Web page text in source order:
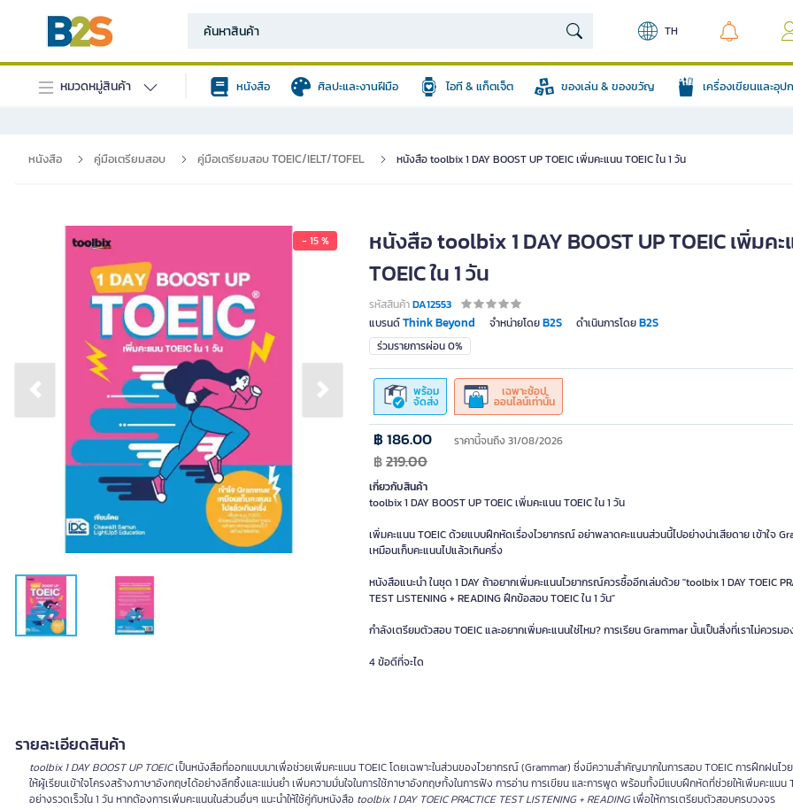
TH
หมวดหมู่สินค้า หนังสือ ศิลปะและงานฝีมือ ไอที & แก็ตเจ็ต ของเล่น & ของขวัญ เครื่องเขียนและอุ
หนังสือ คู่มือเตรียมสอบ คู่มือเตรียมสอบ TOEIC/IELT/TOFEL หนังสือ toolbix 1 DAY BOOST UP TOEIC เพิ่มคะแนน TOEIC ใน 1 วัน
- 15 %
Previous slide Next slide
หนังสือ toolbix 1 DAY BOOST UP TOEIC เพิ่มค
TOEIC ใน 1 วัน
รหัสสินค้าDA12553
แบรนด์Think Beyond จำหน่ายโดยB2S ดำเนินการโดยB2S
ร่วมรายการผ่อน 0%
พร้อม
จัดส่ง
เฉพาะช้อป
ออนไลน์เท่านั้น
฿ 186.00 ราคานี้จนถึง 31/08/2026
฿219.00
เกี่ยวกับสินค้า
toolbix 1 DAY BOOST UP TOEIC เพิ่มคะแนน TOEIC ใน 1 วัน
เพิ่มคะแนน TOEIC ด้วยแบบฝึกหัดเรื่องไวยากรณ์ อย่าพลาดคะแนนส่วนนี้ไปอย่างน่าเสียดาย เข้าใจ
เหมือนเก็บคะแนนไปแล้วเกินครึ่ง
หนังสือแนะนำ ในชุด 1 DAY ถ้าอยากเพิ่มคะแนนไวยากรณ์ควรซื้ออีกเล่มด้วย "toolbix 1 DAY TOEIC
TEST LISTENING + READING ฝึกข้อสอบ TOEIC ใน 1 วัน"
กำลังเตรียมตัวสอบ TOEIC และอยากเพิ่มคะแนนใช่ไหม? การเรียน Grammar นั้นเป็นสิ่งที่เราไม่ควรม
4 ข้อดีที่จะได
รายละเอียดสินค้า
toolbix 1 DAY BOOST UP TOEICเป็นหนังสือที่ออกแบบมาเพื่อช่วยเพิ่มคะแนน TOEIC โดยเฉพาะในส่วนของไวยากรณ์ (Grammar) ซึ่งมีความสำคัญมากในการสอบ TOEIC การฝึกฝนไ
ให้ผู้เรียนเข้าใจโครงสร้างภาษาอังกฤษได้อย่างลึกซึ้งและแม่นยำ เพิ่มความมั่นใจในการใช้ภาษาอังกฤษทั้งในการฟัง การอ่าน การเขียน และการพูด พร้อมทั้งมีแบบฝึกหัดที่ช่วยให้เพิ่มคะแนน
อย่างรวดเร็วใน 1 วัน หากต้องการเพิ่มคะแนนในส่วนอื่นๆ แนะนำให้ใช้คู่กับหนังสือ toolbix 1 DAY TOEIC PRACTICE TEST LISTENING + READINGเพื่อให้การเตรียมตัวสอบครบวงจร